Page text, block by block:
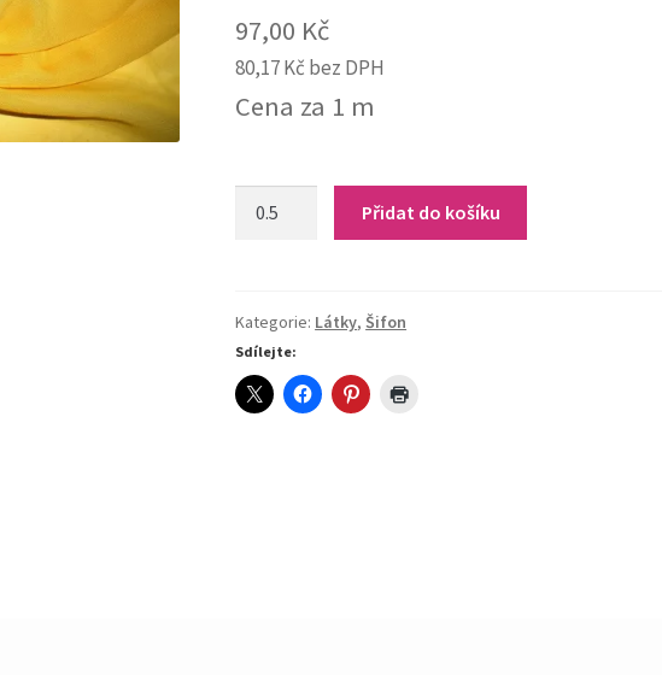
97,00 Kč
80,17Kč bez DPH
Cena za 1 m
(žlutá)
quantity
Přidat do košíku
Kategorie: Látky,Šifon
Sdílejte: